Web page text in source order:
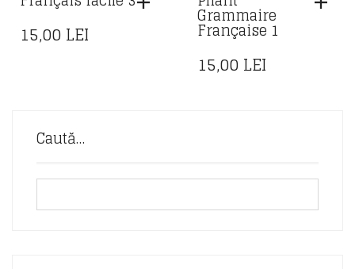
15,00 LEI
Grammaire
Française 1
15,00 LEI
Caută…